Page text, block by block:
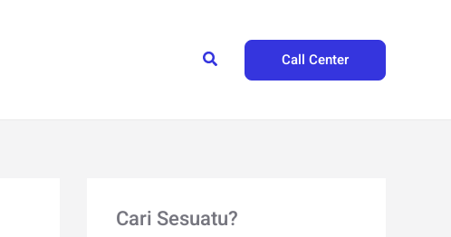
Search Call Center
Cari Sesuatu?